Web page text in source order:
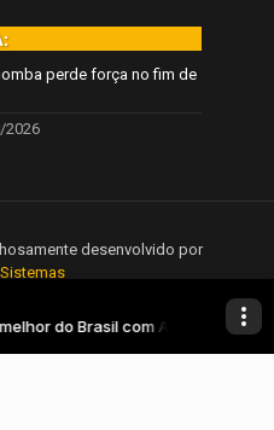
perde força no fim de
2026
desenvolvido por